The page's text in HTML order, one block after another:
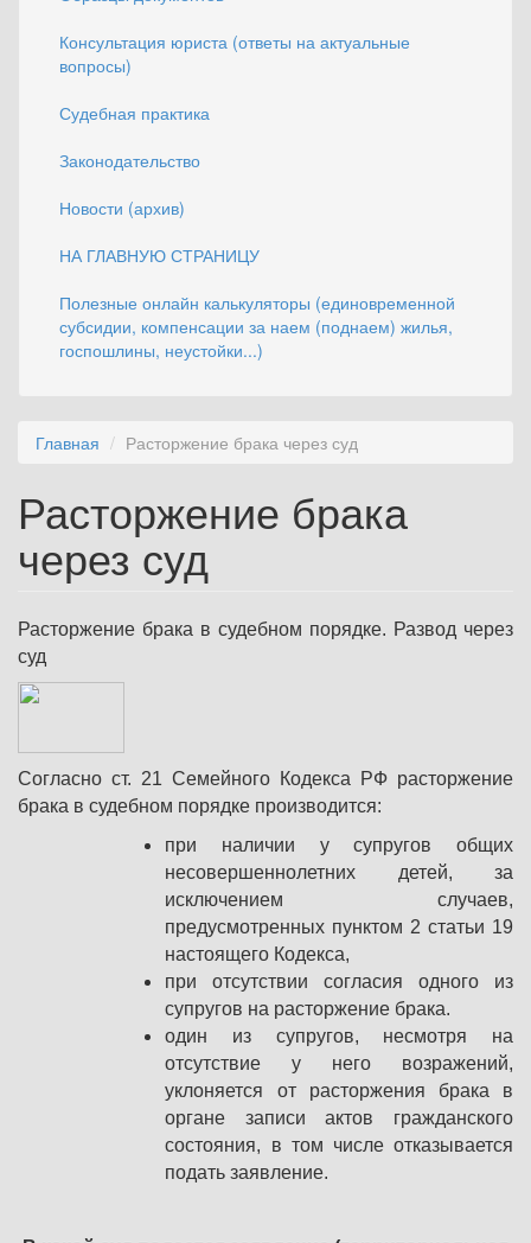
Консультация юриста (ответы на актуальные
вопросы)
Судебная практика
Законодательство
Новости (архив)
НА ГЛАВНУЮ СТРАНИЦУ
Полезные онлайн калькуляторы (единовременной
субсидии, компенсации за наем (поднаем) жилья,
госпошлины, неустойки...)
Главная Расторжение брака через суд
Расторжение брака
через суд
Расторжение брака в судебном порядке. Развод через
суд
Согласно ст. 21 Семейного Кодекса РФ расторжение
брака в судебном порядке производится:
при наличии у супругов общих
несовершеннолетних детей, за
исключением случаев,
предусмотренных пунктом 2 статьи 19
настоящего Кодекса,
при отсутствии согласия одного из
супругов на расторжение брака.
один из супругов, несмотря на
отсутствие у него возражений,
уклоняется от расторжения брака в
органе записи актов гражданского
состояния, в том числе отказывается
подать заявление.